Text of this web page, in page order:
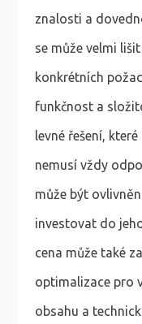
znalosti a
se může velmi
konkrétních
funkčnost a
levné řešení,
nemusí vždy
může být
investovat do
cena může také
optimalizace pro
obsahu a